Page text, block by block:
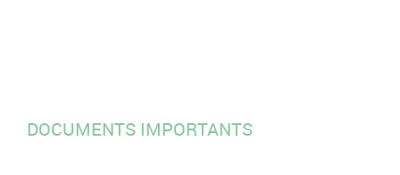
DOCUMENTS IMPORTANTS